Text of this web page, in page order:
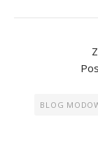
BLOG